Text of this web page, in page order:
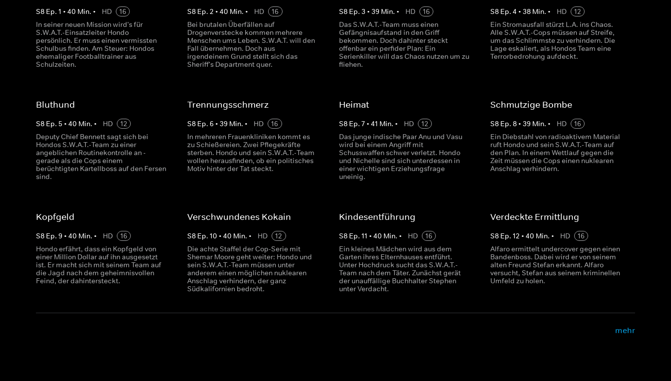
S8 Ep. 1 • 40 Min. • HD
16
In seiner neuen Mission wird's für
S.W.A.T.-Einsatzleiter Hondo
persönlich. Er muss einen vermissten
Schulbus finden. Am Steuer: Hondos
ehemaliger Footballtrainer aus
Schulzeiten.
S8 Ep.2 •40 Min. • HD
16
Bei brutalen Überfällen auf
Drogenverstecke kommen mehrere
Menschen ums Leben. S.W.A.T. will den
Fall übernehmen. Doch aus
irgendeinem Grund stellt sich das
Sheriff's Department quer.
S8 Ep. 3 • 39Min. • HD
16
Das S.W.A.T.-Team muss einen
Gefängnisaufstand in den Griff
bekommen. Doch dahinter steckt
offenbar ein perfider Plan: Ein
Serienkiller will das Chaos nutzen um zu
fliehen.
S8 Ep. 4 • 38Min. • HD
12
Ein Stromausfall stürzt L.A. ins Chaos.
Alle S.W.A.T.-Cops müssen auf Streife,
um das Schlimmste zu verhindern. Die
Lage eskaliert, als Hondos Team eine
Terrorbedrohung aufdeckt.
Bluthund
S8 Ep. 5 • 40 Min. • HD
12
Deputy Chief Bennett sagt sich bei
Hondos S.W.A.T.-Team zu einer
angeblichen Routinekontrolle an -
gerade als die Cops einem
berüchtigten Kartellboss auf den Fersen
sind.
Trennungsschmerz
S8 Ep.6 •39 Min. • HD
16
In mehreren Frauenkliniken kommt es
zu Schießereien. Zwei Pflegekräfte
sterben. Hondo und sein S.W.A.T.-Team
wollen herausfinden, ob ein politisches
Motiv hinter der Tat steckt.
Heimat
S8 Ep. 7• 41 Min. • HD
12
Das junge indische Paar Anu und Vasu
wird bei einem Angriff mit
Schusswaffen schwer verletzt. Hondo
und Nichelle sind sich unterdessen in
einer wichtigen Erziehungsfrage
uneinig.
Schmutzige Bombe
S8 Ep. 8• 39Min. • HD
16
Ein Diebstahl von radioaktivem Material
ruft Hondo und sein S.W.A.T.-Team auf
den Plan. In einem Wettlauf gegen die
Zeit müssen die Cops einen nuklearen
Anschlag verhindern.
Kopfgeld
S8 Ep. 9 • 40 Min. • HD
16
Hondo erfährt, dass ein Kopfgeld von
einer Million Dollar auf ihn ausgesetzt
ist. Er macht sich mit seinem Team auf
die Jagd nach dem geheimnisvollen
Feind, der dahintersteckt.
Verschwundenes Kokain
S8 Ep.10 •40 Min. • HD
12
Die achte Staffel der Cop-Serie mit
Shemar Moore geht weiter: Hondo und
sein S.W.A.T.-Team müssen unter
anderem einen möglichen nuklearen
Anschlag verhindern, der ganz
Südkalifornien bedroht.
Kindesentführung
S8 Ep. 11 • 40 Min. • HD
16
Ein kleines Mädchen wird aus dem
Garten ihres Elternhauses entführt.
Unter Hochdruck sucht das S.W.A.T.-
Team nach dem Täter. Zunächst gerät
der unauffällige Buchhalter Stephen
unter Verdacht.
Verdeckte Ermittlung
S8 Ep. 12 • 40 Min. • HD
16
Alfaro ermittelt undercover gegen einen
Bandenboss. Dabei wird er von seinem
alten Freund Stefan erkannt. Alfaro
versucht, Stefan aus seinem kriminellen
Umfeld zu holen.
mehr